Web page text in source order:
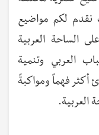
نقدم لكم مواضيع
الساحة العربية
العربي وتنمية
أكثر فهماً ومواكبةً
العربية.